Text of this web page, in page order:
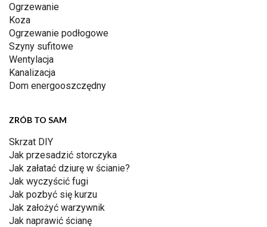
Ogrzewanie
Koza
Ogrzewanie podłogowe
Szyny sufitowe
Wentylacja
Kanalizacja
Dom energooszczędny
ZRÓB TO SAM
Skrzat DIY
Jak przesadzić storczyka
Jak załatać dziurę w ścianie?
Jak wyczyścić fugi
Jak pozbyć się kurzu
Jak założyć warzywnik
Jak naprawić ścianę